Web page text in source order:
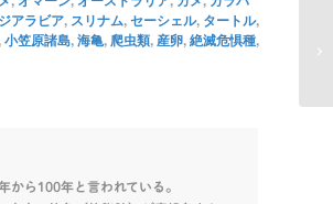
アラビア, スリナム,セーシェル, タートル,
小笠原諸島,海亀,爬虫類,産卵,絶滅危惧種,
から100年と言われている。